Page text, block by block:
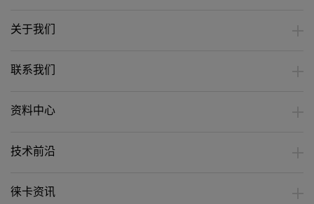
关于我们
联系我们
资料中心
技术前沿
徕卡资讯